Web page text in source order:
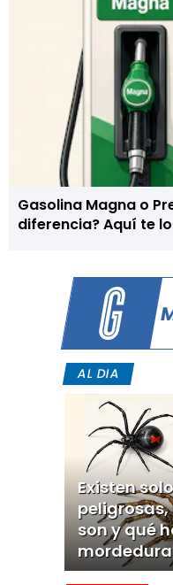
Gasolina Magna o
diferencia? Aquí te
AL DIA
Existen
son y qué
mordedura